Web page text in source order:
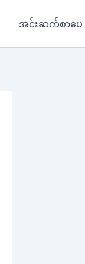
အင်းဆက်စာပေ